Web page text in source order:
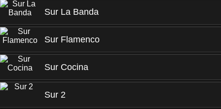
Sur La Banda
Sur Flamenco
Sur Cocina
Sur 2